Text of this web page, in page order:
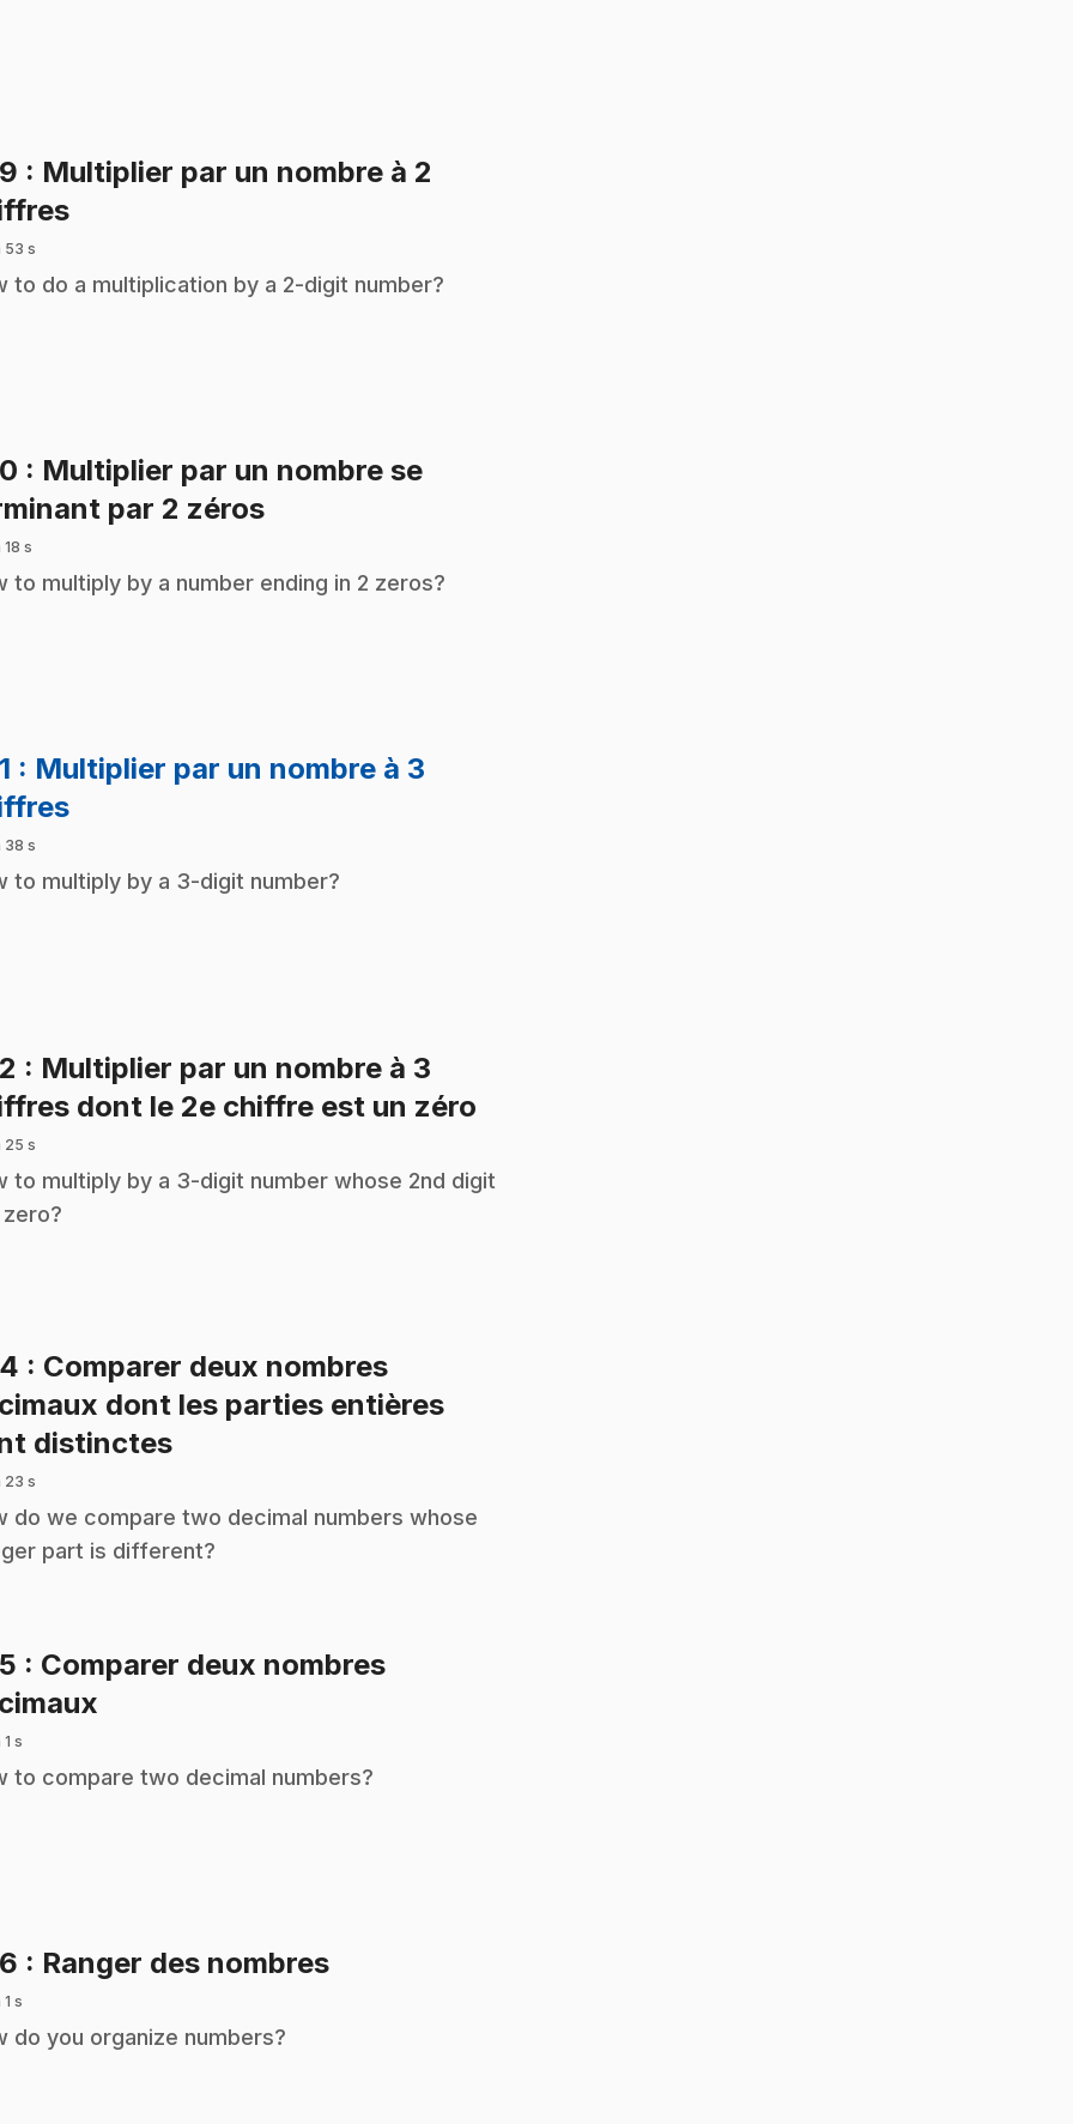
: Multiplier par un nombre à 2
.
53 s
to do a multiplication by a 2-digit number?
: Multiplier par un nombre se
par 2 zéros.
18 s
to multiply by a number ending in 2 zeros?
: Multiplier par un nombre à 3
.
38 s
to multiply by a 3-digit number?
: Multiplier par un nombre à 3
dont le 2e chiffre est un zéro
25 s
to multiply by a 3-digit number whose 2nd digit
zero?
: Comparer deux nombres
dont les parties entières
distinctes.
23 s
do we compare two decimal numbers whose
part is different?
: Comparer deux nombres
s
to compare two decimal numbers?
: Ranger des nombres.
s
do you organize numbers?